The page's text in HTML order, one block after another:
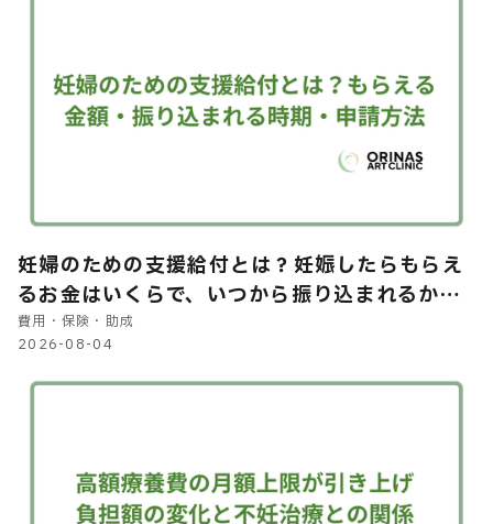
妊婦のための支援給付とは？妊娠したらもらえ
るお金はいくらで、いつから振り込まれるかや
申請方法を解説
費用・保険・助成
2026-08-04